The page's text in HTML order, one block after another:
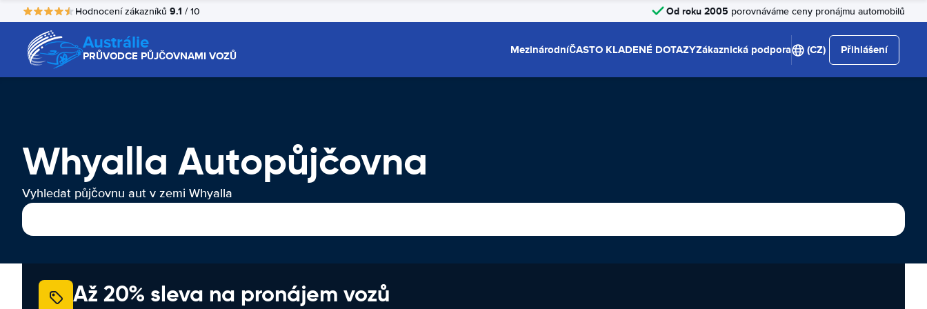
Hodnocení zákazníků 9.1 / 10 Od roku 2005 porovnáváme ceny pronájmu automobilů
Austrálie
PRŮVODCE PŮJČOVNAMI VOZŮ MezinárodníČASTO KLADENÉ DOTAZYZákaznická podpora (CZ) Přihlášení
Whyalla Autopůjčovna
Vyhledat půjčovnu aut v zemi Whyalla
Až 20% sleva na pronájem vozů